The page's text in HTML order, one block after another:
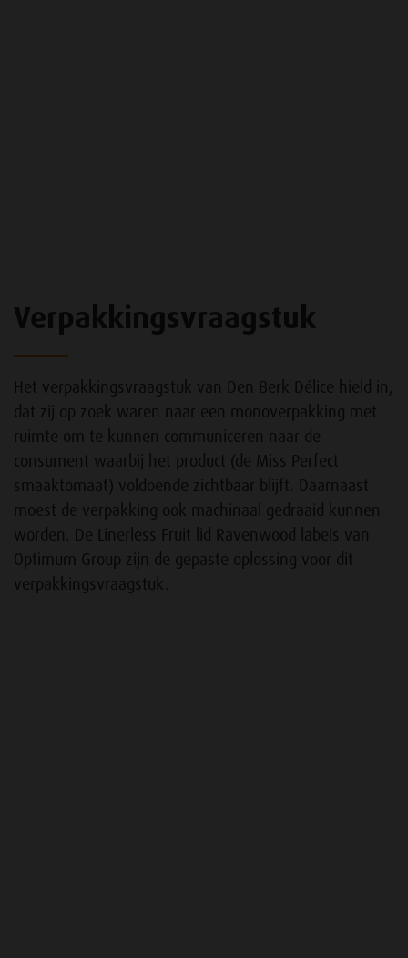
Verpakkingsvraagstuk
Het verpakkingsvraagstuk van Den Berk Délice hield in,
dat zij op zoek waren naar een monoverpakking met
ruimte om te kunnen communiceren naar de
consument waarbij het product (de Miss Perfect
smaaktomaat) voldoende zichtbaar blijft. Daarnaast
moest de verpakking ook machinaal gedraaid kunnen
worden. De Linerless Fruit lid Ravenwood labels van
Optimum Group zijn de gepaste oplossing voor dit
verpakkingsvraagstuk.